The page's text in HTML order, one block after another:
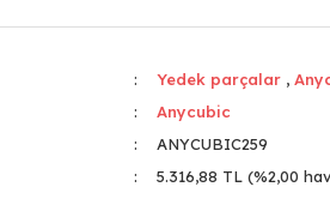
Yedek parçalar ,
Anycubic
ANYCUBIC259
5.316,88 TL (%2,00